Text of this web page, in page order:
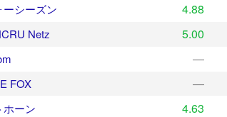
シーズン 4.88
Netz 5.00
―
FOX ―
ホーン 4.63